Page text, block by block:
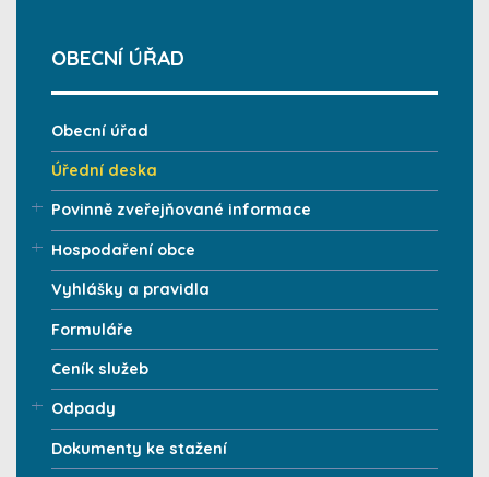
OBECNÍ ÚŘAD
Obecní úřad
Úřední deska
Povinně zveřejňované informace
Hospodaření obce
Vyhlášky a pravidla
Formuláře
Ceník služeb
Odpady
Dokumenty ke stažení